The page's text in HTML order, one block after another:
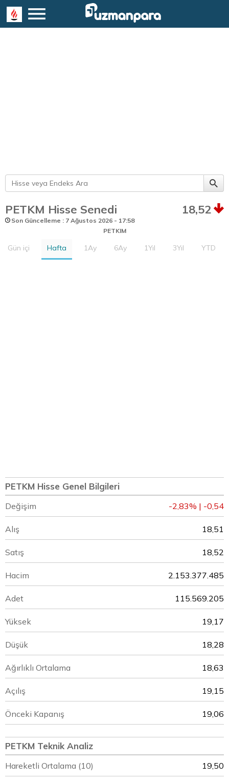
PETKM Hisse Senedi 18,52
Son Güncelleme : 7 Ağustos 2026 - 17:58
PETKIM
Gün içi Hafta 1Ay 6Ay 1Yıl 3Yıl YTD
PETKM Hisse Genel Bilgileri
Değişim -2,83% | -0,54
Alış 18,51
Satış 18,52
Hacim 2.153.377.485
Adet 115.569.205
Yüksek 19,17
Düşük 18,28
Ağırlıklı Ortalama 18,63
Açılış 19,15
Önceki Kapanış 19,06
PETKM Teknik Analiz
Hareketli Ortalama (10) 19,50